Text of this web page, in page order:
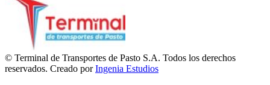
© Terminal de Transportes de Pasto S.A. Todos los derechos
reservados. Creado porIngenia Estudios